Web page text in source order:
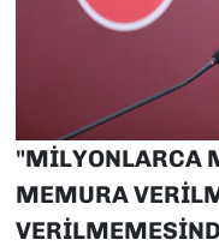
"MİLYONLARCA
MEMURA